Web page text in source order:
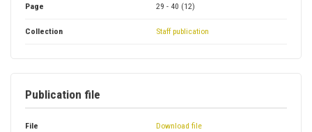
Page 29 - 40 (12)
Collection Staff publication
Publication file
File Download file